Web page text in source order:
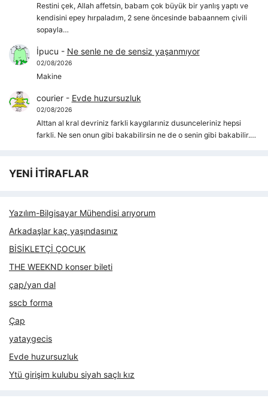
Restini çek, Allah affetsin, babam çok büyük bir yanlış yaptı ve
kendisini epey hırpaladım, 2 sene öncesinde babaannem çivili
sopayla…
İpucu - Ne senle ne de sensiz yaşanmıyor
02/08/2026
Makine
courier- Evde huzursuzluk
02/08/2026
Alttan al kral devriniz farkli kaygılarıniz dusunceleriniz hepsi
farkli. Ne sen onun gibi bakabilirsin ne de o senin gibi bakabilir.…
YENİ İTİRAFLAR
Yazılım-Bilgisayar Mühendisi arıyorum
Arkadaşlar kaç yaşındasınız
BİSİKLETÇİ ÇOCUK
THE WEEKND konser bileti
çap/yan dal
sscb forma
Çap
yataygecis
Evde huzursuzluk
Ytü girişim kulubu siyah saçlı kız